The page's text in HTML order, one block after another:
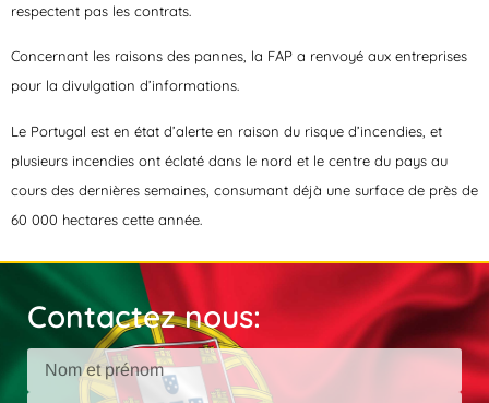
respectent pas les contrats.
Concernant les raisons des pannes, la FAP a renvoyé aux entreprises
pour la divulgation d’informations.
Le Portugal est en état d’alerte en raison du risque d’incendies, et
plusieurs incendies ont éclaté dans le nord et le centre du pays au
cours des dernières semaines, consumant déjà une surface de près de
60 000 hectares cette année.
Contactez nous: